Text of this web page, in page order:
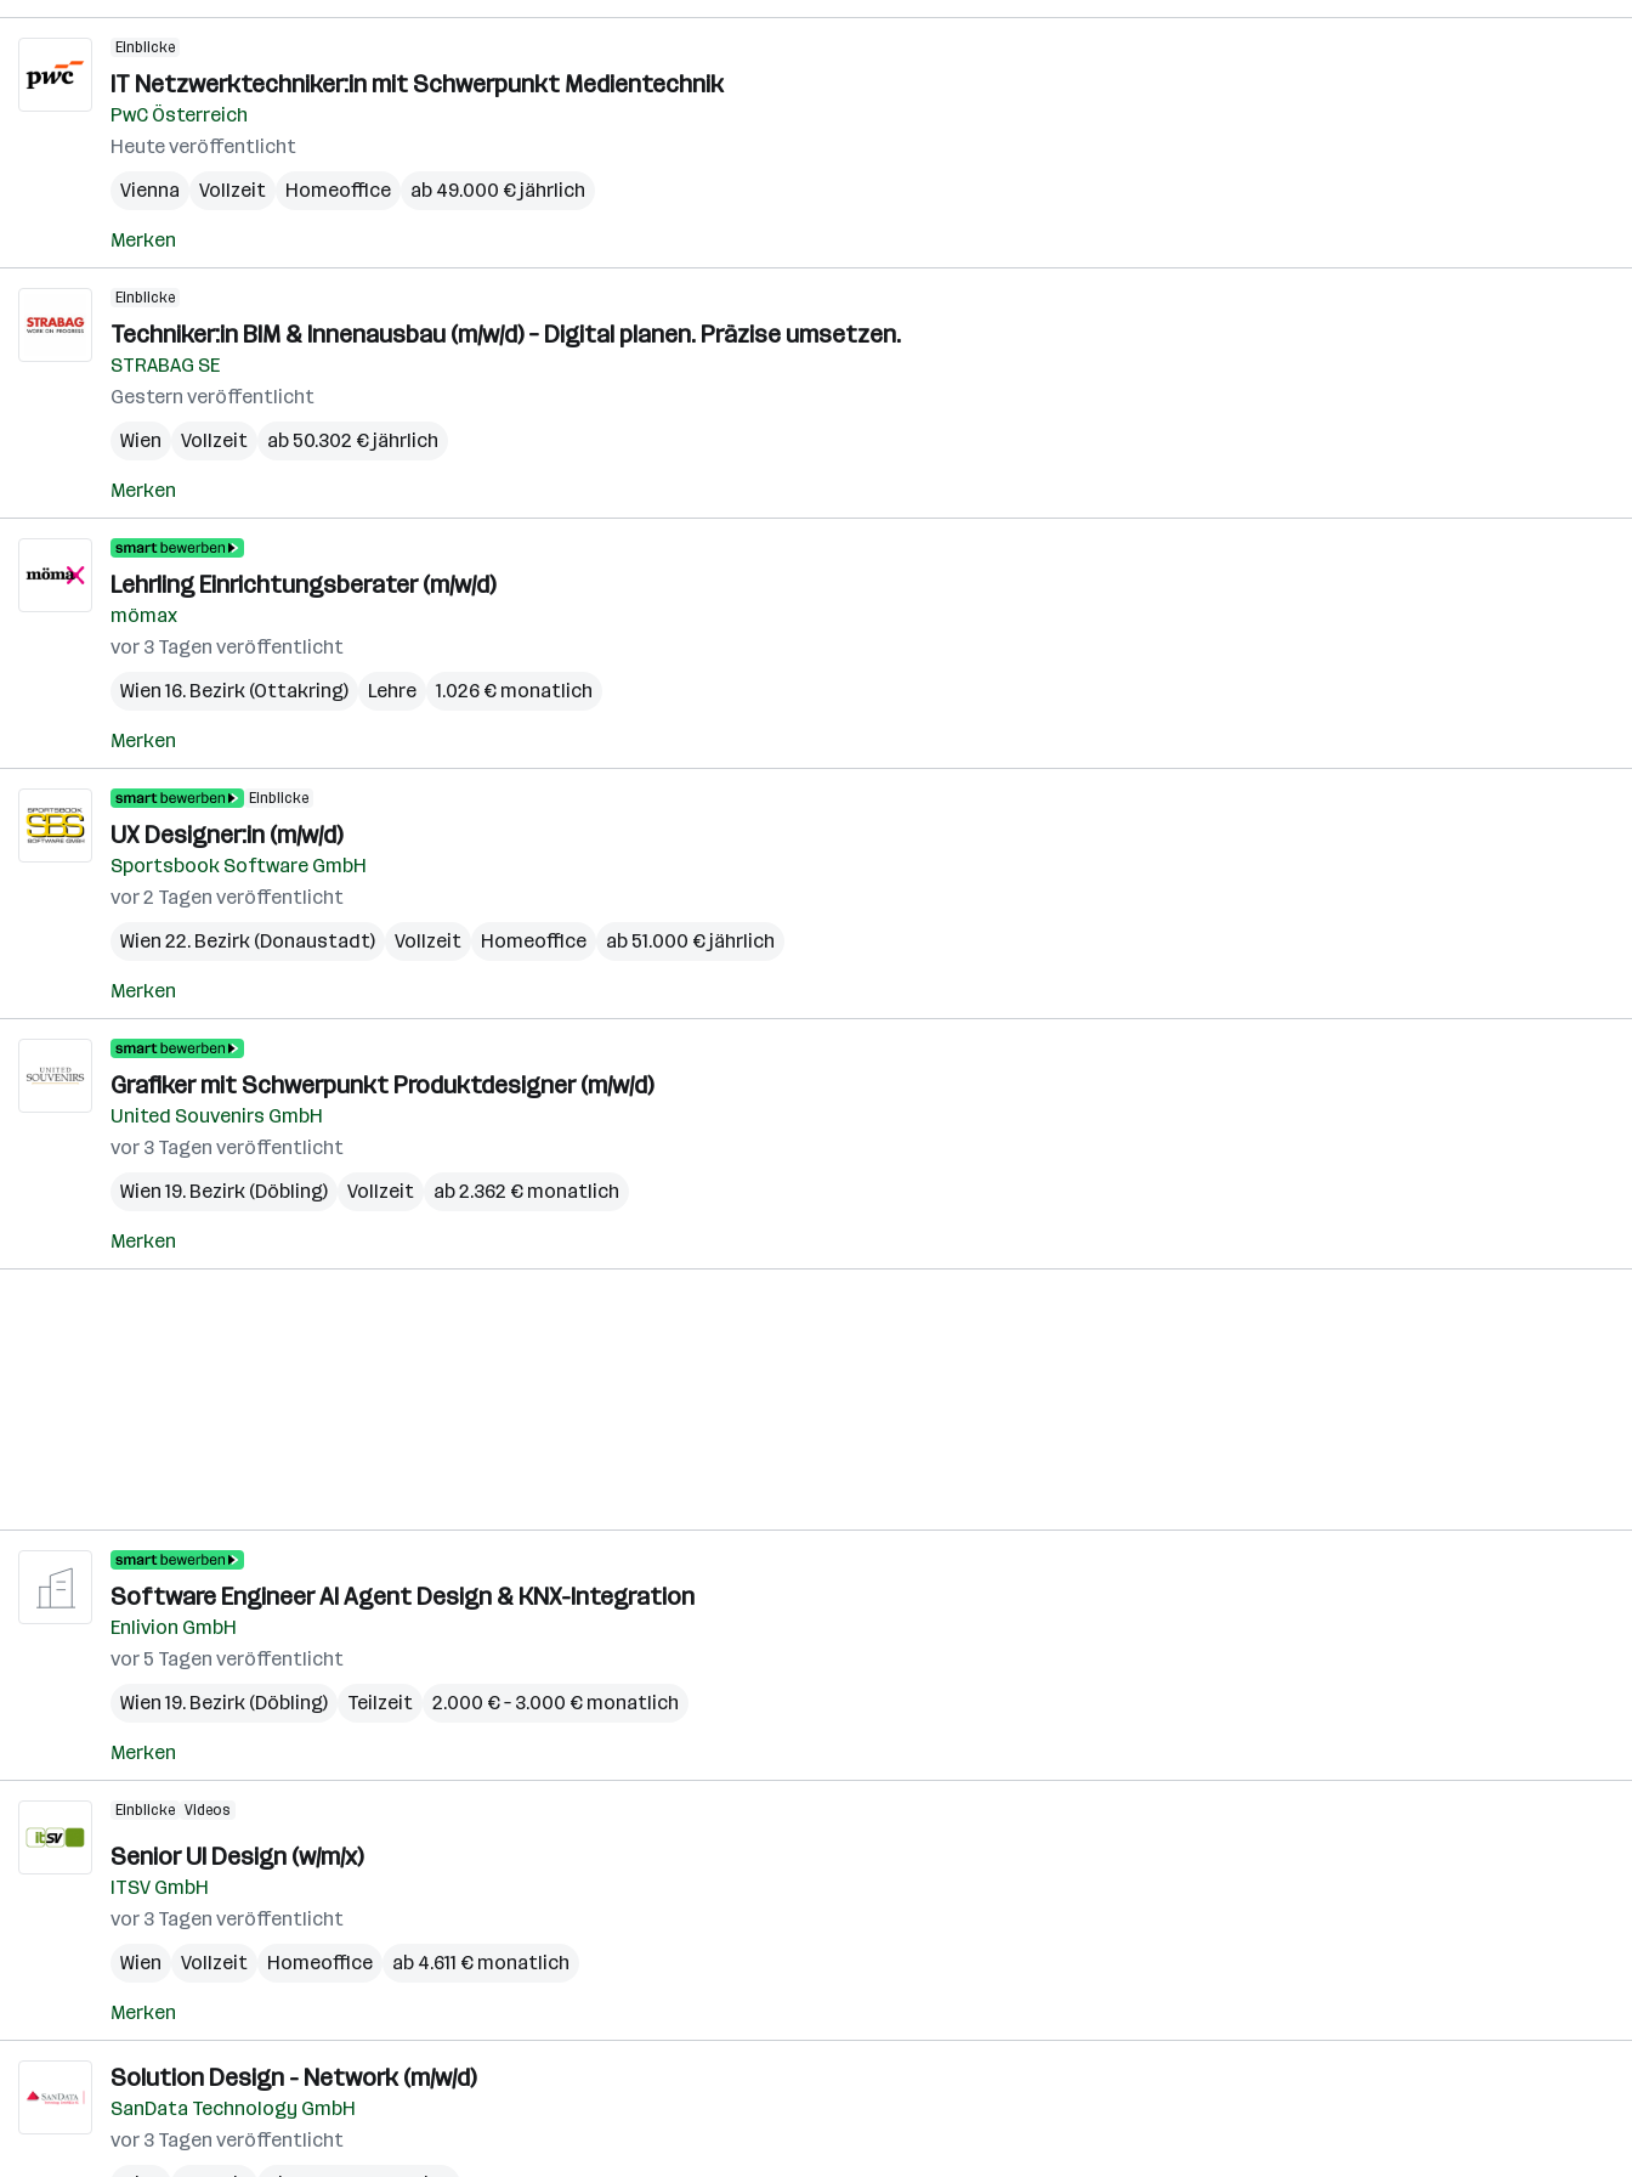
Einblicke
IT Netzwerktechniker:in mit Schwerpunkt Medientechnik
PwC Österreich
Heute veröffentlicht
Vienna
Vollzeit Homeoffice ab 49.000 € jährlich
Merken
Einblicke
Techniker:in BIM & Innenausbau (m/w/d) – Digital planen. Präzise umsetzen.
STRABAG SE
Gestern veröffentlicht
Wien
Vollzeit ab 50.302 € jährlich
Merken
Lehrling Einrichtungsberater (m/w/d)
mömax
vor 3 Tagen veröffentlicht
Wien 16. Bezirk (Ottakring)
Lehre 1.026 € monatlich
Merken
Einblicke
UX Designer:in (m/w/d)
Sportsbook Software GmbH
vor 2 Tagen veröffentlicht
Wien 22. Bezirk (Donaustadt)
Vollzeit Homeoffice ab 51.000 € jährlich
Merken
Grafiker mit Schwerpunkt Produktdesigner (m/w/d)
United Souvenirs GmbH
vor 3 Tagen veröffentlicht
Wien 19. Bezirk (Döbling)
Vollzeit ab 2.362 € monatlich
Merken
Software Engineer AI Agent Design & KNX-Integration
Enlivion GmbH
vor 5 Tagen veröffentlicht
Wien 19. Bezirk (Döbling)
Teilzeit 2.000 € – 3.000 € monatlich
Merken
Einblicke Videos
Senior UI Design (w/m/x)
ITSV GmbH
vor 3 Tagen veröffentlicht
Wien
Vollzeit Homeoffice ab 4.611 € monatlich
Merken
Solution Design - Network (m/w/d)
SanData Technology GmbH
vor 3 Tagen veröffentlicht